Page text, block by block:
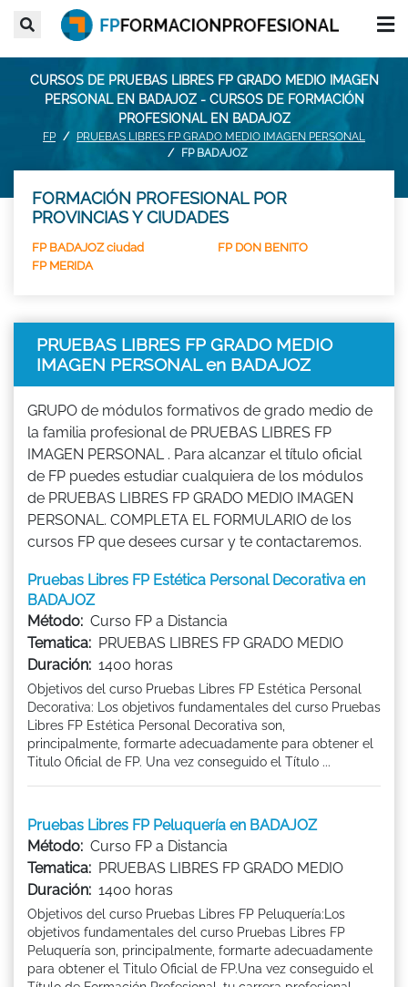
CURSOS DE PRUEBAS LIBRES FP GRADO MEDIO IMAGEN
PERSONAL EN BADAJOZ - CURSOS DE FORMACIÓN
PROFESIONAL EN BADAJOZ
FP
PRUEBAS LIBRES FP GRADO MEDIO IMAGEN PERSONAL
FP BADAJOZ
FORMACIÓN PROFESIONAL POR
PROVINCIAS Y CIUDADES
FP BADAJOZ ciudad
FP DON BENITO
FP MERIDA
PRUEBAS LIBRES FP GRADO MEDIO
IMAGEN PERSONAL en BADAJOZ
GRUPO de módulos formativos de grado medio de
la familia profesional de PRUEBAS LIBRES FP
IMAGEN PERSONAL . Para alcanzar el título oficial
de FP puedes estudiar cualquiera de los módulos
de PRUEBAS LIBRES FP GRADO MEDIO IMAGEN
PERSONAL. COMPLETA EL FORMULARIO de los
cursos FP que desees cursar y te contactaremos.
Pruebas Libres FP Estética Personal Decorativa en
BADAJOZ
Método: Curso FP a Distancia
Tematica: PRUEBAS LIBRES FP GRADO MEDIO
Duración: 1400 horas
Objetivos del curso Pruebas Libres FP Estética Personal
Decorativa: Los objetivos fundamentales del curso Pruebas
Libres FP Estética Personal Decorativa son,
principalmente, formarte adecuadamente para obtener el
Titulo Oficial de FP. Una vez conseguido el Título ...
Pruebas Libres FP Peluquería en BADAJOZ
Método: Curso FP a Distancia
Tematica: PRUEBAS LIBRES FP GRADO MEDIO
Duración: 1400 horas
Objetivos del curso Pruebas Libres FP Peluquería:Los
objetivos fundamentales del curso Pruebas Libres FP
Peluquería son, principalmente, formarte adecuadamente
para obtener el Titulo Oficial de FP.Una vez conseguido el